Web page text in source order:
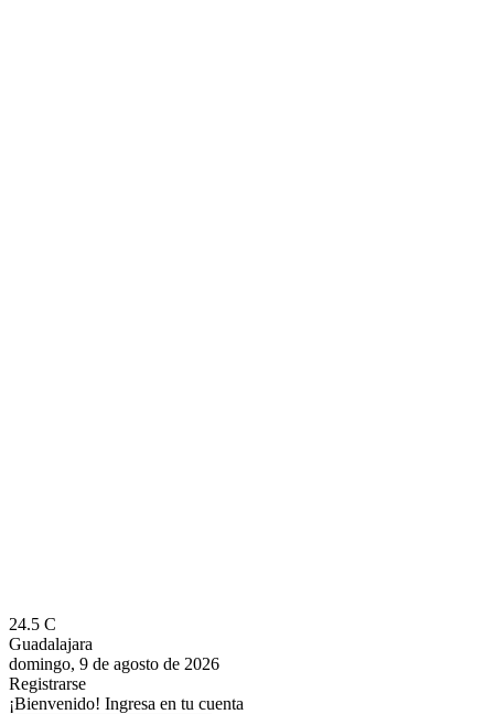
24.5 C
Guadalajara
domingo, 9 de agosto de 2026
Registrarse
¡Bienvenido! Ingresa en tu cuenta